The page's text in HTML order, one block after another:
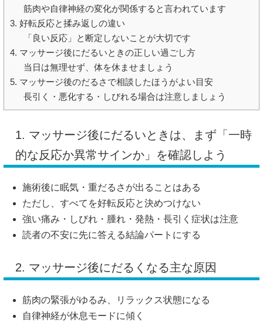
筋肉や自律神経の変化が関係すると言われています
3. 好転反応と揉み返しの違い
「良い反応」と断定しないことが大切です
4. マッサージ後にだるいときの正しい過ごし方
当日は無理せず、体を休ませましょう
5. マッサージ後のだるさで相談したほうがよい目安
長引く・悪化する・しびれる場合は注意しましょう
1. マッサージ後にだるいときは、まず「一時
的な反応か異常サインか」を確認しよう
施術後に眠気・重だるさが出ることはある
ただし、すべてを好転反応と決めつけない
強い痛み・しびれ・腫れ・発熱・長引く症状は注意
読者の不安に先に答える結論パートにする
2. マッサージ後にだるくなる主な原因
筋肉の緊張がゆるみ、リラックス状態になる
自律神経が休息モードに傾く